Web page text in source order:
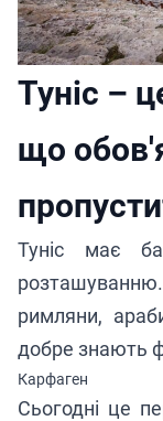
Туніс –
що
Туніс має
римляни,
добре знають
Карфаген
Сьогодні це